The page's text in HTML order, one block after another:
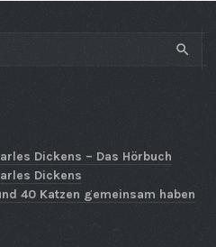
Dickens – Das Hörbuch
Dickens
40 Katzen gemeinsam haben